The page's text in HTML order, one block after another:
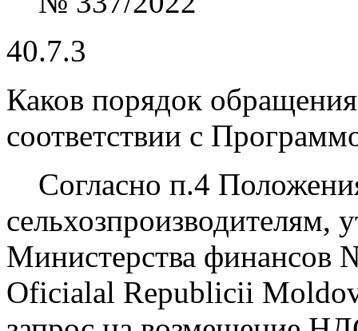
40.7.3
Каков порядок
соответствии с
Согласно п.4
сельхозпроизводителям,
Министерства финансов
Oficialal Republicii